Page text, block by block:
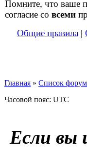
Помните, что ваше
согласие со всеми
Общие правила |
Главная » Список
Часовой пояс: UTC
Если вы